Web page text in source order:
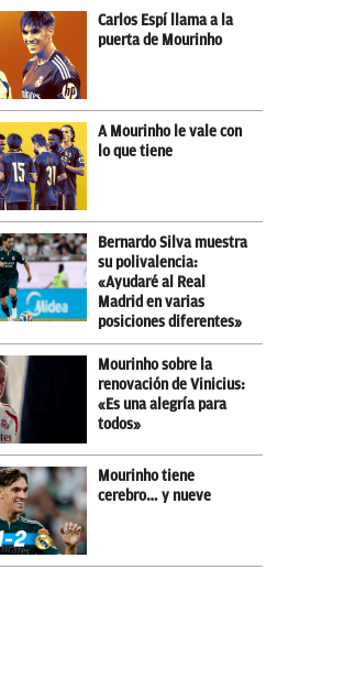
Carlos Espí llama a la
puerta de Mourinho
A Mourinho le vale con
lo que tiene
Bernardo Silva muestra
su polivalencia:
«Ayudaré al Real
Madrid en varias
posiciones diferentes»
Mourinho sobre la
renovación de Vinicius:
«Es una alegría para
todos»
Mourinho tiene
cerebro… y nueve